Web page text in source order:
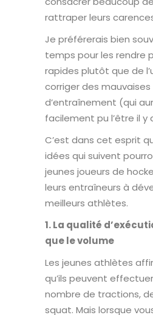
rattraper leurs
Je préférerais bien
temps pour les rendre
rapides plutôt que de
corriger des
d’entraînement (qui
facilement pu l’être il y
C’est dans cet esprit
idées qui suivent
jeunes joueurs de
leurs entraîneurs à
meilleurs athlètes.
1. La qualité
que le volume
Les jeunes athlètes
qu’ils peuvent
nombre de tractions,
squat. Mais lorsque